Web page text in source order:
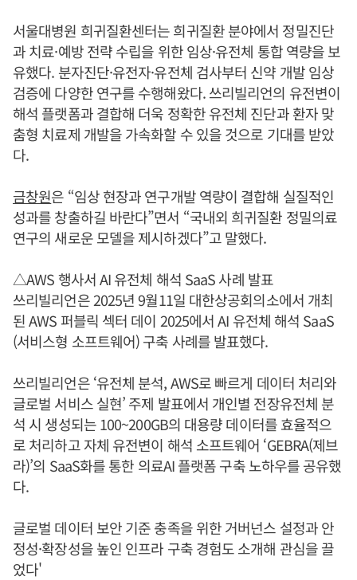
서울대병원 희귀질환센터는 희귀질환 분야에서 정밀진단
과 치료·예방 전략 수립을 위한 임상·유전체 통합 역량을 보
유했다. 분자진단·유전자·유전체 검사부터 신약 개발 임상
검증에 다양한 연구를 수행해왔다. 쓰리빌리언의 유전변이
해석 플랫폼과 결합해 더욱 정확한 유전체 진단과 환자 맞
춤형 치료제 개발을 가속화할 수 있을 것으로 기대를 받았
다.
금창원은 “임상 현장과 연구개발 역량이 결합해 실질적인
성과를 창출하길 바란다”면서 “국내외 희귀질환 정밀의료
연구의 새로운 모델을 제시하겠다”고 말했다.
△AWS 행사서 AI 유전체 해석 SaaS 사례 발표
쓰리빌리언은 2025년 9월11일 대한상공회의소에서 개최
된 AWS 퍼블릭 섹터 데이 2025에서 AI 유전체 해석 SaaS
(서비스형 소프트웨어) 구축 사례를 발표했다.
쓰리빌리언은 ‘유전체 분석, AWS로 빠르게 데이터 처리와
글로벌 서비스 실현’ 주제 발표에서 개인별 전장유전체 분
석 시 생성되는 100~200GB의 대용량 데이터를 효율적으
로 처리하고 자체 유전변이 해석 소프트웨어 ‘GEBRA(제브
라)’의 SaaS화를 통한 의료AI 플랫폼 구축 노하우를 공유했
다.
글로벌 데이터 보안 기준 충족을 위한 거버넌스 설정과 안
정성·확장성을 높인 인프라 구축 경험도 소개해 관심을 끌
었다'